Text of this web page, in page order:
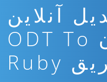
آنلاین
رایگان ODT To